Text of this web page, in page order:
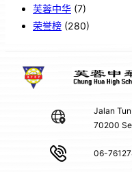
芙蓉中华 (7)
荣誉榜 (280)
Jalan
70200
06-